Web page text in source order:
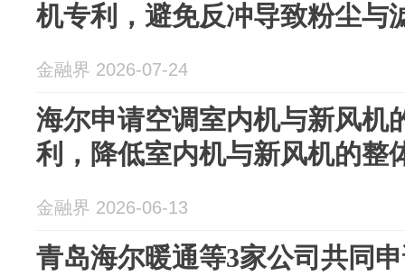
机专利，避免反冲导致粉尘与
金融界 2026-07-24
海尔申请空调室内机与新风机
利，降低室内机与新风机的整
金融界 2026-06-13
青岛海尔暖通等3家公司共同